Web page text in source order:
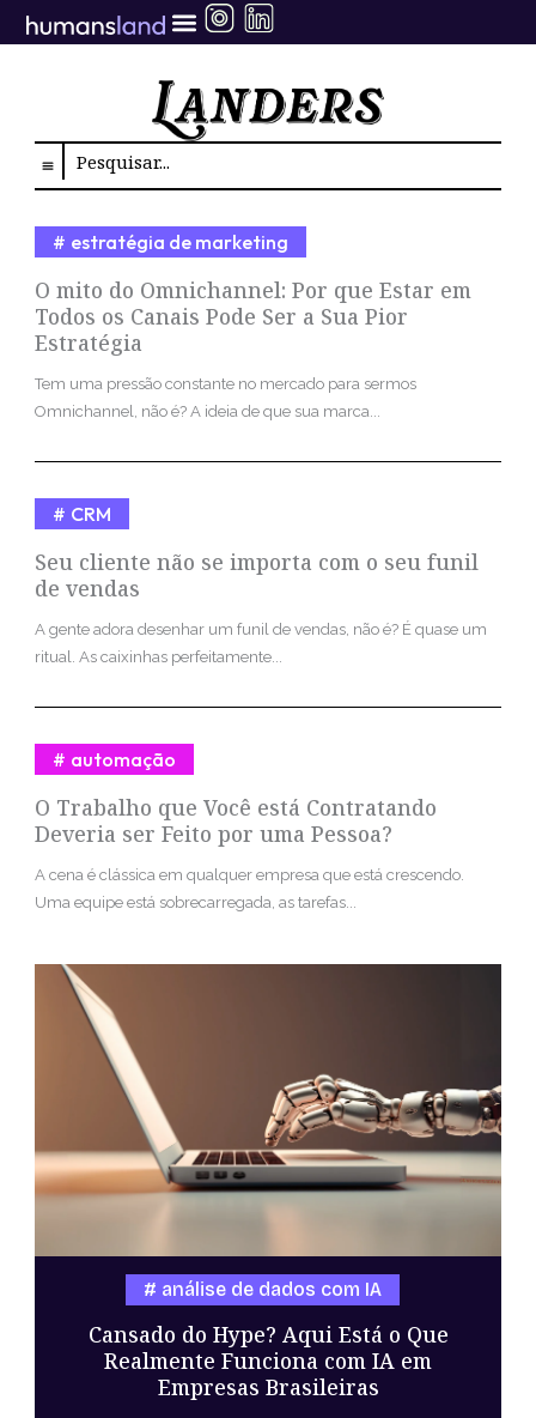
para
Search
O mito do Omnichannel: Por que Estar em
Todos os Canais Pode Ser a Sua Pior
Estratégia
estratégia de marketing
Tem uma pressão constante no mercado para sermos
Omnichannel, não é? A ideia de que sua marca...
Seu cliente não se importa com o seu funil
de vendas
CRM
A gente adora desenhar um funil de vendas, não é? É quase um
ritual. As caixinhas perfeitamente...
O Trabalho que Você está Contratando
Deveria ser Feito por uma Pessoa?
automação
A cena é clássica em qualquer empresa que está crescendo.
Uma equipe está sobrecarregada, as tarefas...
Cansado do Hype? Aqui Está o Que
Realmente Funciona com IA em
Empresas Brasileiras
análise de dados com IA